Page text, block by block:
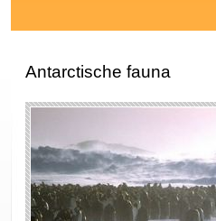
Antarctische fauna